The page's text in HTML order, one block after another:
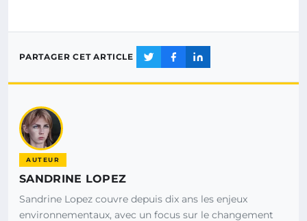
PARTAGER CET ARTICLE
AUTEUR
SANDRINE LOPEZ
Sandrine Lopez couvre depuis dix ans les enjeux
environnementaux, avec un focus sur le changement